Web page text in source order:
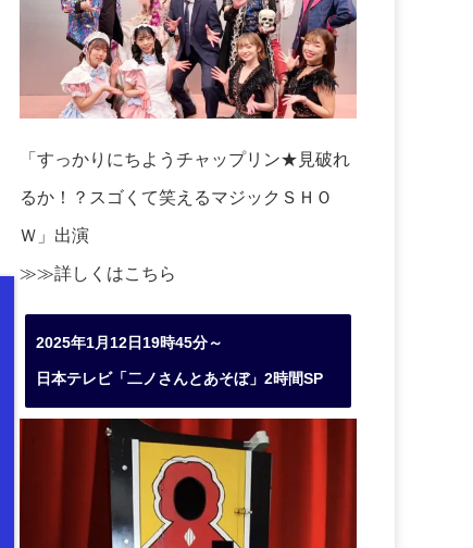
「すっかりにちようチャップリン★見破れ
るか！？スゴくて笑えるマジックＳＨＯ
Ｗ」出演
≫≫詳しくはこちら
2025年1月12日19時45分～
日本テレビ「二ノさんとあそぼ」2時間SP